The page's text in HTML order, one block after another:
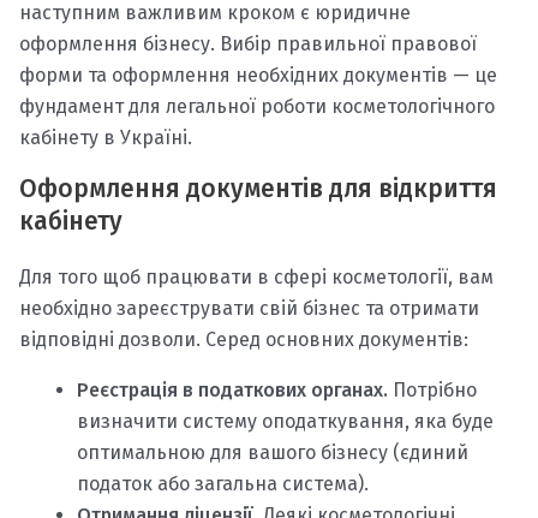
наступним важливим кроком є юридичне
оформлення бізнесу. Вибір правильної правової
форми та оформлення необхідних документів — це
фундамент для легальної роботи косметологічного
кабінету в Україні.
Оформлення документів для відкриття
кабінету
Для того щоб працювати в сфері косметології, вам
необхідно зареєструвати свій бізнес та отримати
відповідні дозволи. Серед основних документів:
Реєстрація в податкових органах. Потрібно
визначити систему оподаткування, яка буде
оптимальною для вашого бізнесу (єдиний
податок або загальна система).